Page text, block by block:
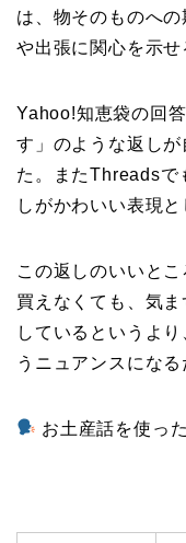
は、物そのものへ
や出張に関心を示せ
Yahoo!知恵袋の回
す」のような返し
た。またThreadsで
しがかわいい表現
この返しのいいと
買えなくても、気
しているというよ
うニュアンスにな
お土産話を使っ